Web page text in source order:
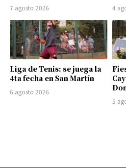
7 agosto 2026 4
Liga de Tenis: se juega la
4ta fecha en San Martín
6 agosto 2026
5